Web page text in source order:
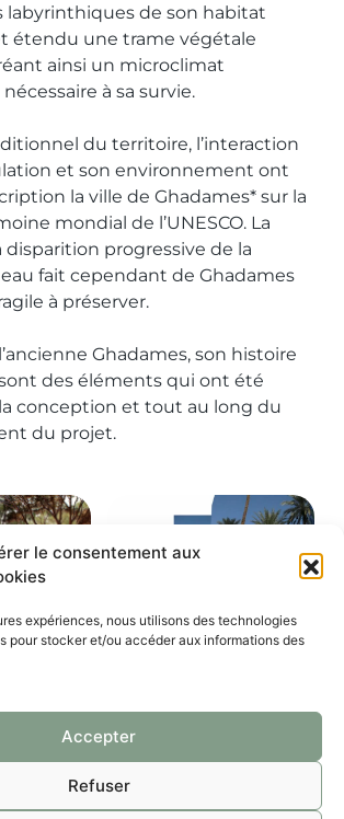
le consentement aux
expériences, nous utilisons des technologies
pour stocker et/ou accéder aux informations des
Accepter
Refuser
labyrinthiques de son habitat
étendu une trame végétale
ainsi un microclimat
à sa survie.
du territoire, l’interaction
et son environnement ont
la ville de Ghadames* sur la
mondial de l’UNESCO. La
disparition progressive de la
fait cependant de Ghadames
à préserver.
Ghadames, son histoire
des éléments qui ont été
conception et tout au long du
du projet.